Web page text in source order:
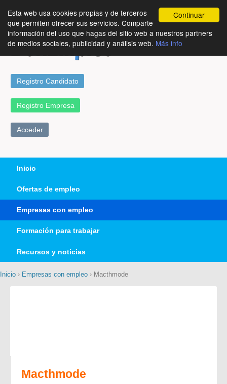
Continuar
Esta web usa cookies propias y de terceros
que permiten ofrecer sus servicios. Comparte
información del uso que hagas del sitio web a nuestros partners
de medios sociales, publicidad y análisis web. Más info
Registro Candidato
Registro Empresa
Acceder
Inicio
Ofertas de empleo
Empresas con empleo
Formación para trabajar
Recursos y noticias
Inicio › Empresas con empleo › Macthmode
Macthmode